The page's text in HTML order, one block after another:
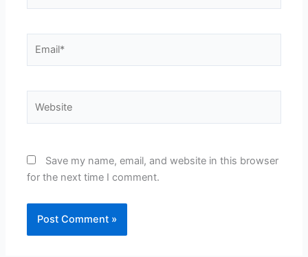
Save my name, email, and website in this browser
for the next time I comment.